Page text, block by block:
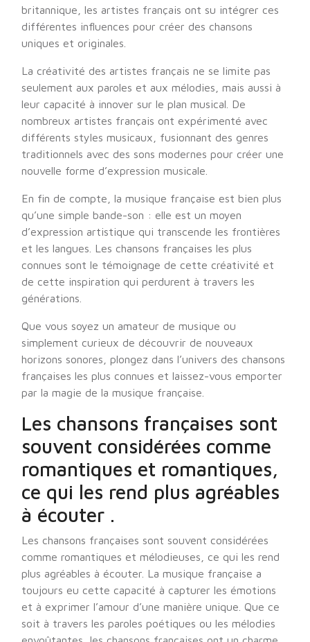
britannique, les artistes français ont su intégrer ces
différentes influences pour créer des chansons
uniques et originales.
La créativité des artistes français ne se limite pas
seulement aux paroles et aux mélodies, mais aussi à
leur capacité à innover sur le plan musical. De
nombreux artistes français ont expérimenté avec
différents styles musicaux, fusionnant des genres
traditionnels avec des sons modernes pour créer une
nouvelle forme d’expression musicale.
En fin de compte, la musique française est bien plus
qu’une simple bande-son : elle est un moyen
d’expression artistique qui transcende les frontières
et les langues. Les chansons françaises les plus
connues sont le témoignage de cette créativité et
de cette inspiration qui perdurent à travers les
générations.
Que vous soyez un amateur de musique ou
simplement curieux de découvrir de nouveaux
horizons sonores, plongez dans l’univers des chansons
françaises les plus connues et laissez-vous emporter
par la magie de la musique française.
Les chansons françaises sont
souvent considérées comme
romantiques et romantiques,
ce qui les rend plus agréables
à écouter .
Les chansons françaises sont souvent considérées
comme romantiques et mélodieuses, ce qui les rend
plus agréables à écouter. La musique française a
toujours eu cette capacité à capturer les émotions
et à exprimer l’amour d’une manière unique. Que ce
soit à travers les paroles poétiques ou les mélodies